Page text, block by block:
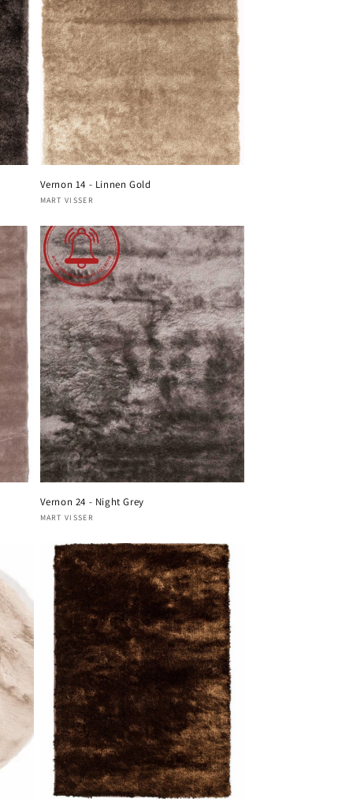
Vernon 14 - Linnen Gold
Verkoper:
MART VISSER
Vernon 24 - Night Grey
Verkoper:
MART VISSER